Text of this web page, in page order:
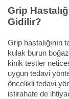
Grip
Gidilir?
Grip
kulak burun
kinik testler
uygun tedavi
öncelikli tedavi
istirahate de